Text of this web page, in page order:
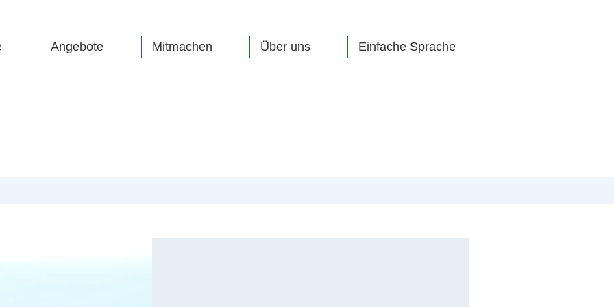
Angebote Mitmachen Über uns Einfache Sprache